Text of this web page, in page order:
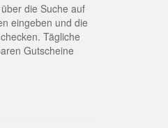
die Suche auf
eingeben und die
Tägliche
Gutscheine